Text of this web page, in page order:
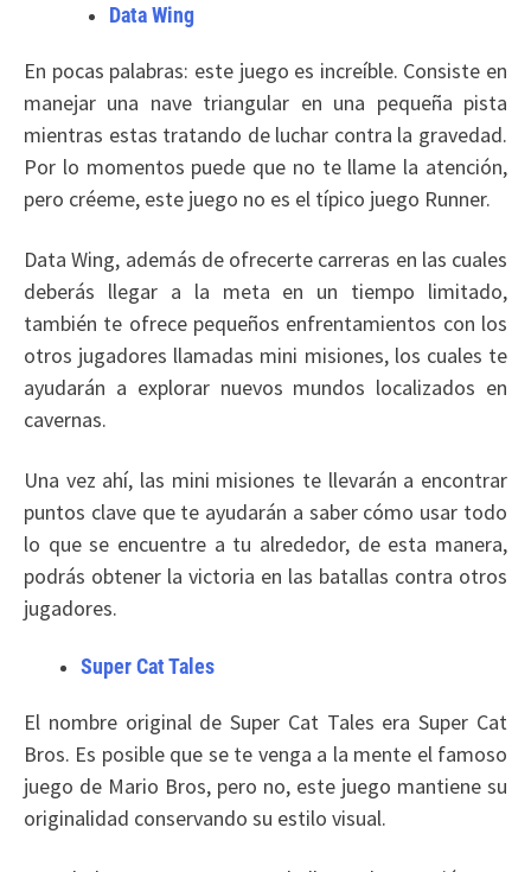
Data Wing
En pocas palabras: este juego es increíble. Consiste en
manejar una nave triangular en una pequeña pista
mientras estas tratando de luchar contra la gravedad.
Por lo momentos puede que no te llame la atención,
pero créeme, este juego no es el típico juego Runner.
Data Wing, además de ofrecerte carreras en las cuales
deberás llegar a la meta en un tiempo limitado,
también te ofrece pequeños enfrentamientos con los
otros jugadores llamadas mini misiones, los cuales te
ayudarán a explorar nuevos mundos localizados en
cavernas.
Una vez ahí, las mini misiones te llevarán a encontrar
puntos clave que te ayudarán a saber cómo usar todo
lo que se encuentre a tu alrededor, de esta manera,
podrás obtener la victoria en las batallas contra otros
jugadores.
Super Cat Tales
El nombre original de Super Cat Tales era Super Cat
Bros. Es posible que se te venga a la mente el famoso
juego de Mario Bros, pero no, este juego mantiene su
originalidad conservando su estilo visual.